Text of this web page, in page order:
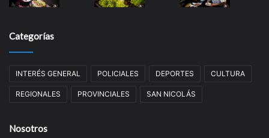
Categorías
INTERÉS GENERAL POLICIALES DEPORTES CULTURA
REGIONALES PROVINCIALES SAN NICOLÁS
Nosotros